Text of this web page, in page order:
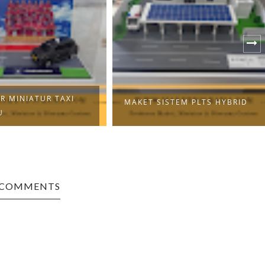
PLTS HYBRID
MAKET SIMULASI LOGISTIK &
SOP TRUK